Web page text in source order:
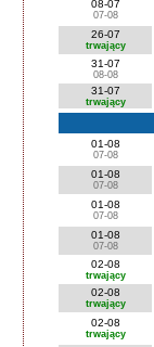
08-07
07-08
26-07
trwający
31-07
08-08
31-07
trwający
01-08
07-08
01-08
07-08
01-08
07-08
01-08
07-08
02-08
trwający
02-08
trwający
02-08
trwający